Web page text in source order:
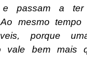
e passam a
mesmo tempo
porque
vale bem mais